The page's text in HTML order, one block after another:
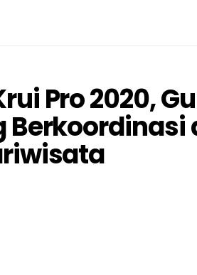
Pro 2020,
Berkoordinasi